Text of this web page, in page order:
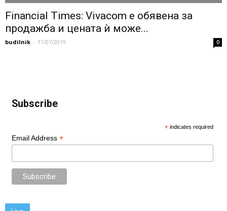
Financial Times: Vivacom е обявена за
продажба и цената ѝ може...
budilnik - 11/07/2019 0
Subscribe
* indicates required
Email Address *